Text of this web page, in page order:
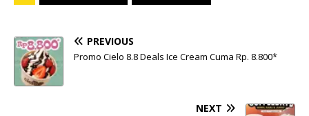
PREVIOUS
Promo Cielo 8.8 Deals Ice Cream Cuma Rp. 8.800*
NEXT